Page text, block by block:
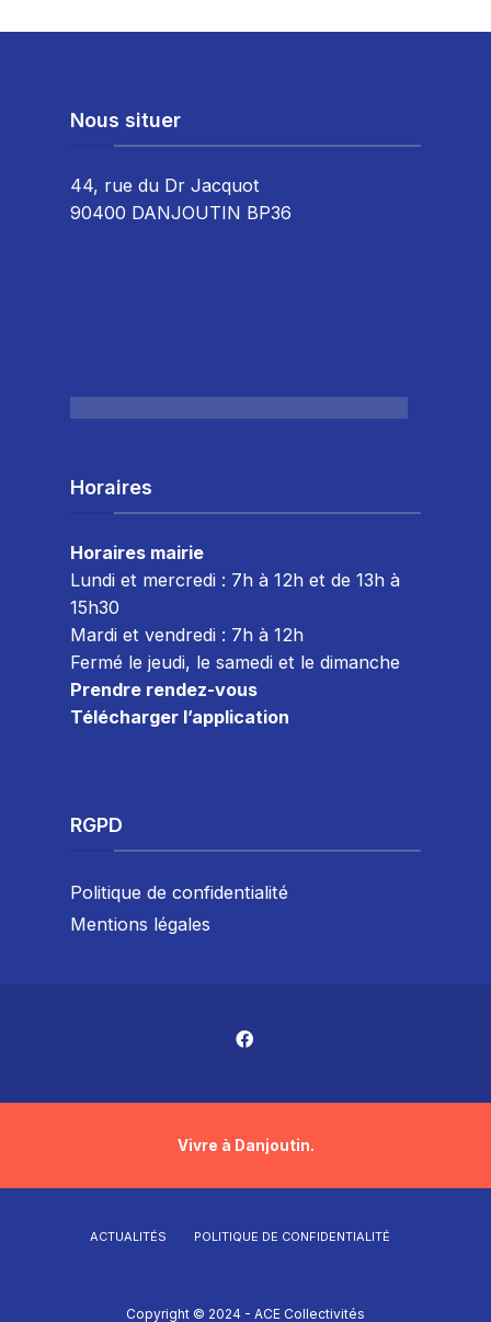
Nous situer
44, rue du Dr Jacquot
90400 DANJOUTIN BP36
Horaires
Horaires mairie
Lundi et mercredi : 7h à 12h et de 13h à
15h30
Mardi et vendredi : 7h à 12h
Fermé le jeudi, le samedi et le dimanche
Prendre rendez-vous
Télécharger l’application
RGPD
Politique de confidentialité
Mentions légales
Vivre à Danjoutin.
ACTUALITÉS POLITIQUE DE CONFIDENTIALITÉ
Copyright © 2024 - ACE Collectivités